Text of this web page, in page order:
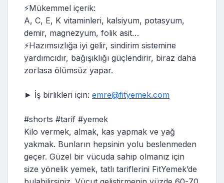
⚡️Mükemmel içerik:
A, C, E, K vitaminleri, kalsiyum, potasyum,
demir, magnezyum, folik asit…
⚡️Hazımsızlığa iyi gelir, sindirim sistemine
yardımcıdır, bağışıklığı güçlendirir, biraz daha
zorlasa ölümsüz yapar.
► İş birlikleri için: emre@fityemek.com
#shorts #tarif #yemek
Kilo vermek, almak, kas yapmak ve yağ
yakmak. Bunların hepsinin yolu beslenmeden
geçer. Güzel bir vücuda sahip olmanız için
size yönelik yemek, tatlı tariflerini FitYemek’de